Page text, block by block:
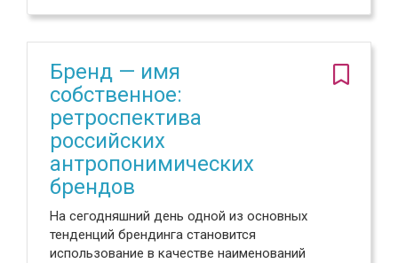
Бренд — имя
собственное:
ретроспектива
российских
антропонимических
брендов
На сегодняшний день одной из основных
тенденций брендинга становится
использование в качестве наименований